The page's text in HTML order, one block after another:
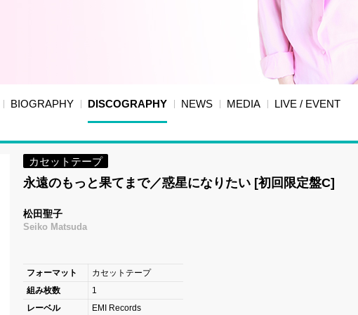
BIOGRAPHY DISCOGRAPHY NEWS MEDIA LIVE / EVENT
カセットテープ
永遠のもっと果てまで／惑星になりたい [初回限定盤C]
松田聖子
Seiko Matsuda
フォーマット
カセットテープ
組み枚数
1
レーベル
EMI Records